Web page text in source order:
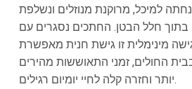
למיכל, מרוקנת מנוזלים ונשלפת
חלל הבטן. החתכים נסגרים עם
מינימלית זו גישת חנית מאפשרת
החולים, זמני התאוששות מהירים
יותר וחזרה קלה לחיי יומיום רגילים.